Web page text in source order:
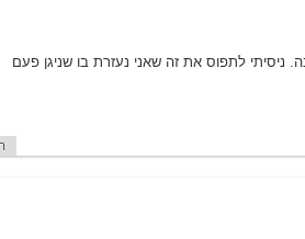
ניסיתי לתפוס את זה שאני נעזרת בו שניגן פעם